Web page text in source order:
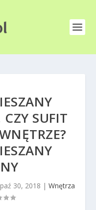
SUFIT
paź 30, 2018 | Wnętrza